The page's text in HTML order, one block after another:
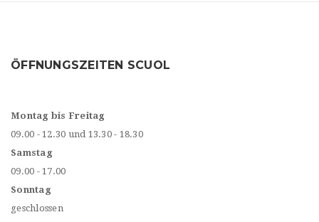
ÖFFNUNGSZEITEN SCUOL
Montag bis Freitag
09.00 - 12.30 und 13.30 - 18.30
Samstag
09.00 - 17.00
Sonntag
geschlossen